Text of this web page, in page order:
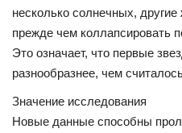
СВО
КИНО
Конкурсы
несколько солнечных,
прежде чем коллапсировать
Это означает, что первые
разнообразнее, чем
Значение исследования
Новые данные способны